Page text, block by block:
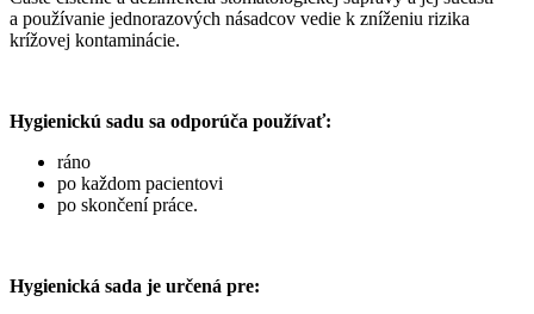
a používanie jednorazových násadcov vedie k zníženiu rizika
krížovej kontaminácie.
Hygienickú sadu sa odporúča používať:
ráno
po každom pacientovi
po skončení práce.
Hygienická sada je určená pre: